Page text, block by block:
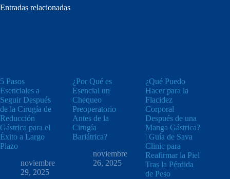
Entradas relacionadas
5 Pasos
Esenciales a
Seguir Después
de la Cirugía de
Reducción
Gástrica para el
Éxito a Largo
Plazo
noviembre
29, 2025
¿Por Qué es
Esencial un
Chequeo
Preoperatorio
Antes de la
Cirugía
Bariátrica?
noviembre
26, 2025
¿Qué Puedo
Hacer para la
Flacidez
Corporal
Después de una
Manga Gástrica?
| Guía de Sava
Clinic para
Reafirmar la Piel
Tras la Pérdida
de Peso